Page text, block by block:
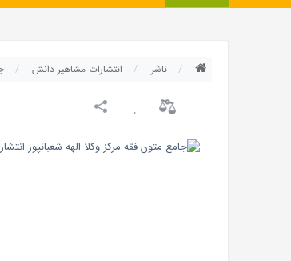
ناشر انتشارات مشاهیر دانش